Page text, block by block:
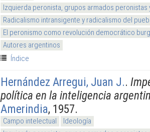
Izquierda peronista, grupos armados
Radicalismo intransigente y radicalismo del
El peronismo como revolución democrático
Autores argentinos
Índice
Hernández Arregui, Juan J..
política en la inteligencia
Amerindia, 1957.
Campo intelectual
Ideología